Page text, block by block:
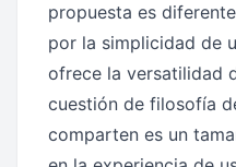
propuesta es
por la simplicidad de
ofrece la versatilidad
cuestión de filosofía
comparten es un